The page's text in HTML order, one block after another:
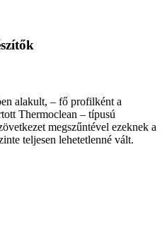
alakult, – fő profilként a
Thermoclean – típusú
megszűntével ezeknek a
teljesen lehetetlenné vált.